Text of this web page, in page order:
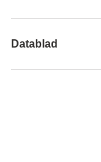
Datablad